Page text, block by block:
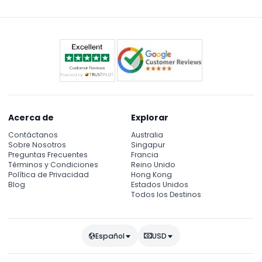
Acerca de
Contáctanos
Sobre Nosotros
Preguntas Frecuentes
Términos y Condiciones
Política de Privacidad
Blog
Explorar
Australia
Singapur
Francia
Reino Unido
Hong Kong
Estados Unidos
Todos los Destinos
Español USD